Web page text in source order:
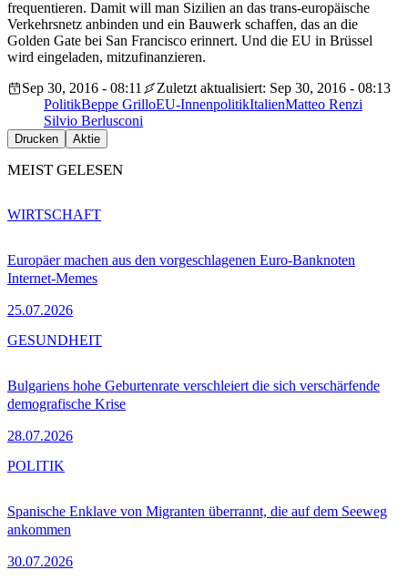
frequentieren. Damit will man Sizilien an das trans-europäische
Verkehrsnetz anbinden und ein Bauwerk schaffen, das an die
Golden Gate bei San Francisco erinnert. Und die EU in Brüssel
wird eingeladen, mitzufinanzieren.
Sep 30, 2016 - 08:11
Zuletzt aktualisiert: Sep 30, 2016 - 08:13
PolitikBeppe GrilloEU-InnenpolitikItalienMatteo Renzi
Silvio Berlusconi
Drucken Aktie
MEIST GELESEN
Europäer machen aus den vorgeschlagenen Euro-Banknoten
Internet-Memes
25.07.2026
WIRTSCHAFT
Bulgariens hohe Geburtenrate verschleiert die sich verschärfende
demografische Krise
28.07.2026
GESUNDHEIT
Spanische Enklave von Migranten überrannt, die auf dem Seeweg
ankommen
30.07.2026
POLITIK